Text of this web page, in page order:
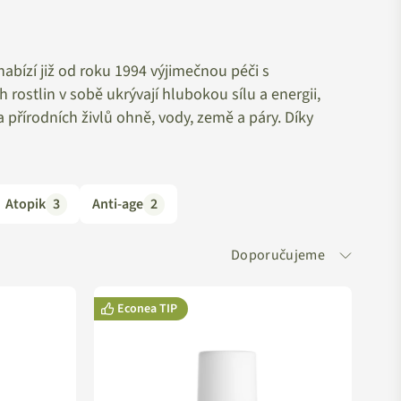
již od roku 1994 výjimečnou péči s
rostlin v sobě ukrývají hlubokou sílu a energii,
živlů ohně, vody, země a páry. Díky
a psychické zdraví člověka. Láska k přírodě,
že takto označené produkty obsahují pouze ty
přírody, ale neobsahují parafín, vazelínu,
surovin (po odečtení vody) je minimálně 85
Atopik 3 Anti-age 2
Econea TIP